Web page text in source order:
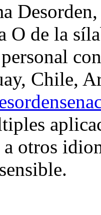
O de la
Chile,
otros